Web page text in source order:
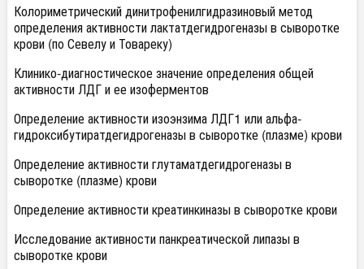
Колориметрический динитрофенилгидразиновый метод
определения активности лактатдегидрогеназы в сыворотке
крови (по Севелу и Товареку)
Клинико-диагностическое значение определения общей
активности ЛДГ и ее изоферментов
Определение активности изоэнзима ЛДГ1 или альфа-
гидроксибутиратдегидрогеназы в сыворотке (плазме) крови
Определение активности глутаматдегидрогеназы в
сыворотке (плазме) крови
Определение активности креатинкиназы в сыворотке крови
Исследование активности панкреатической липазы в
сыворотке крови